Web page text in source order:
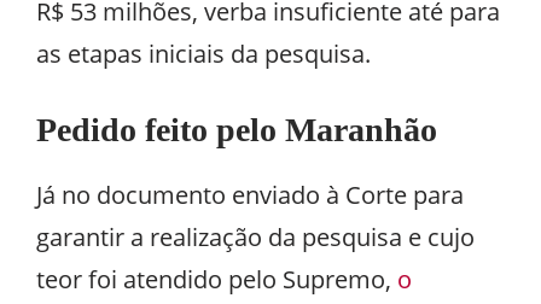
R$ 53 milhões, verba insuficiente até para
as etapas iniciais da pesquisa.
Pedido feito pelo Maranhão
Já no documento enviado à Corte para
garantir a realização da pesquisa e cujo
teor foi atendido pelo Supremo, o